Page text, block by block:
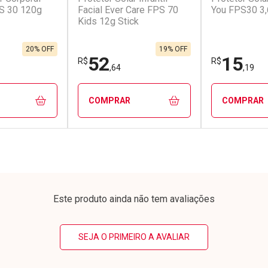
Por R$
Por R$
30 120g
20% OFF
Facial Ever Care FPS 70
Kids 12g Stick
R$52,64
19% OFF
COMPRAR
You FPS30
R$15,19
COMPRAR
Este produto ainda não tem avaliações
SEJA O PRIMEIRO A AVALIAR